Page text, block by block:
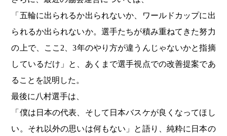
「五輪に出られるか出られないか、ワールドカップに出
られるか出られないか。選手たちが積み重ねてきた努力
の上で、ここ2、3年のやり方が違うんじゃないかと指摘
しているだけ」と、あくまで選手視点での改善提案であ
ることを説明した。
最後に八村選手は、
「僕は日本の代表、そして日本バスケが良くなってほし
い。それ以外の思いは何もない」と語り、純粋に日本の